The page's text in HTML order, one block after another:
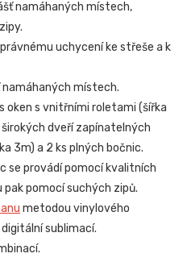
namáhaných místech,
uchycení ke střeše a k
místech.
oken s vnitřními roletami (šířka
dveří zapínatelných
3m) a 2 ks plných bočnic.
se provádí pomocí kvalitních
pak pomocí suchých zipů.
metodou vinylového
sublimací.